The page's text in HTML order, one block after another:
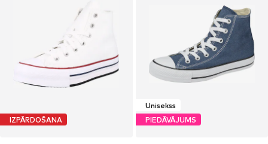
IZPĀRDOŠANA
Unisekss
PIEDĀVĀJUMS